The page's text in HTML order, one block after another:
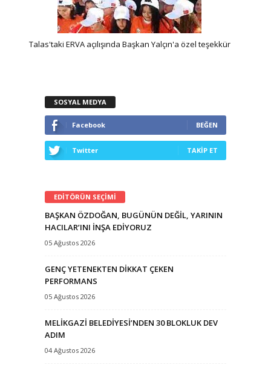
Talas'taki ERVA açılışında Başkan Yalçın'a özel teşekkür
SOSYAL MEDYA
Facebook BEĞEN
Twitter TAKİP ET
EDİTÖRÜN SEÇİMİ
BAŞKAN ÖZDOĞAN, BUGÜNÜN DEĞİL, YARININ
HACILAR’INI İNŞA EDİYORUZ
05 Ağustos 2026
GENÇ YETENEKTEN DİKKAT ÇEKEN
PERFORMANS
05 Ağustos 2026
MELİKGAZİ BELEDİYESİ’NDEN 30 BLOKLUK DEV
ADIM
04 Ağustos 2026